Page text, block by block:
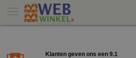
Klanten geven ons een 9.1